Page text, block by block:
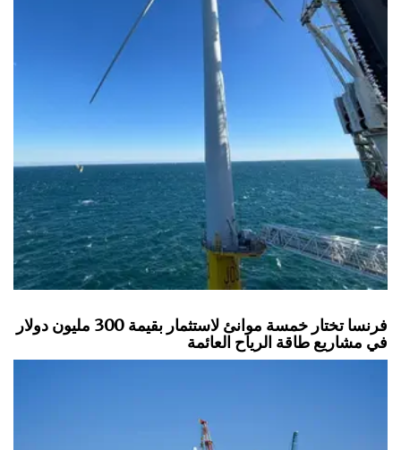
فرنسا تختار خمسة موانئ لاستثمار بقيمة 300 مليون دولار
في مشاريع طاقة الرياح العائمة